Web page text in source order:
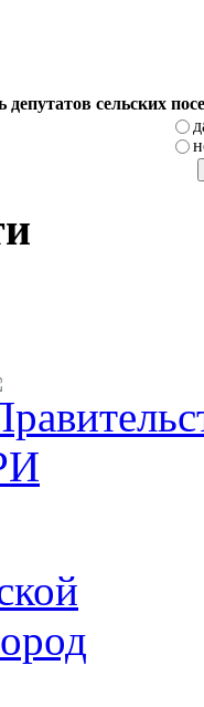
депутатов сельских